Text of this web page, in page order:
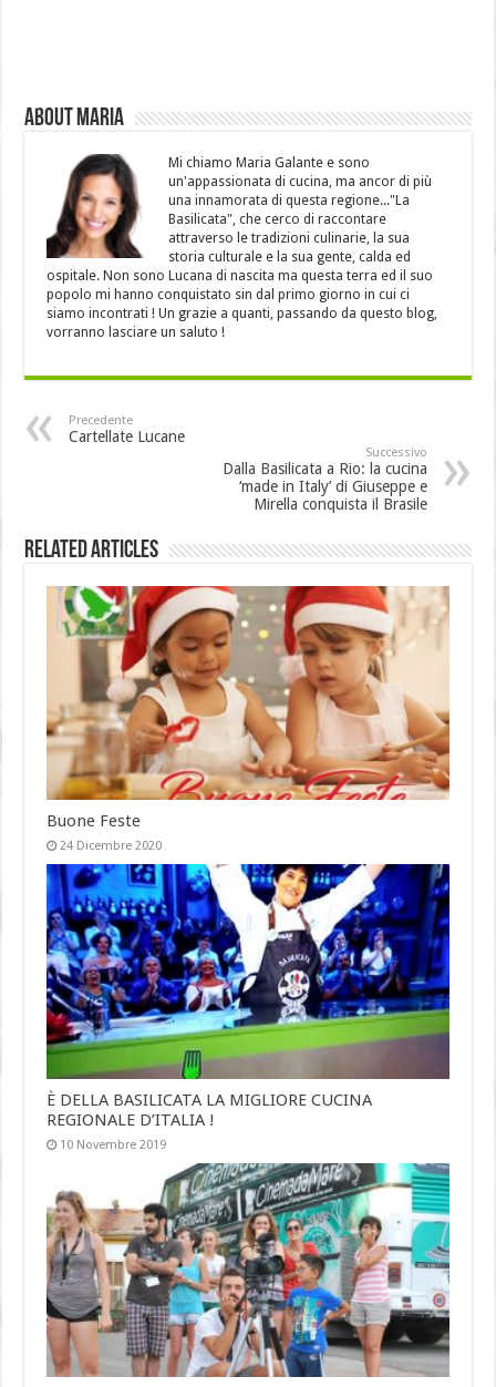
About Maria
Mi chiamo Maria Galante e sono
un'appassionata di cucina, ma ancor di più
una innamorata di questa regione..."La
Basilicata", che cerco di raccontare
attraverso le tradizioni culinarie, la sua
storia culturale e la sua gente, calda ed
ospitale. Non sono Lucana di nascita ma questa terra ed il suo
popolo mi hanno conquistato sin dal primo giorno in cui ci
siamo incontrati ! Un grazie a quanti, passando da questo blog,
vorranno lasciare un saluto !
Precedente
Cartellate Lucane
Successivo
Dalla Basilicata a Rio: la cucina
‘made in Italy’ di Giuseppe e
Mirella conquista il Brasile
Related Articles
Buone Feste
24 Dicembre 2020
È DELLA BASILICATA LA MIGLIORE CUCINA
REGIONALE D’ITALIA !
10 Novembre 2019